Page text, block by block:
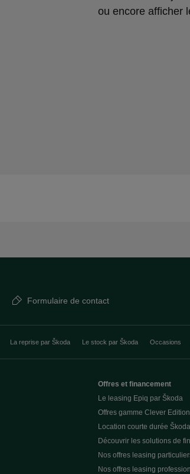
ou encore afficher
Formulaire de contact
La reprise par Škoda Le stock par Škoda Occasions
Offres et financement
Le leasing Epiq par Škoda
Offres gamme Clever Edition
Location courte durée
Découvrir les solutions de
Nos offres leasing
Nos offres leasing